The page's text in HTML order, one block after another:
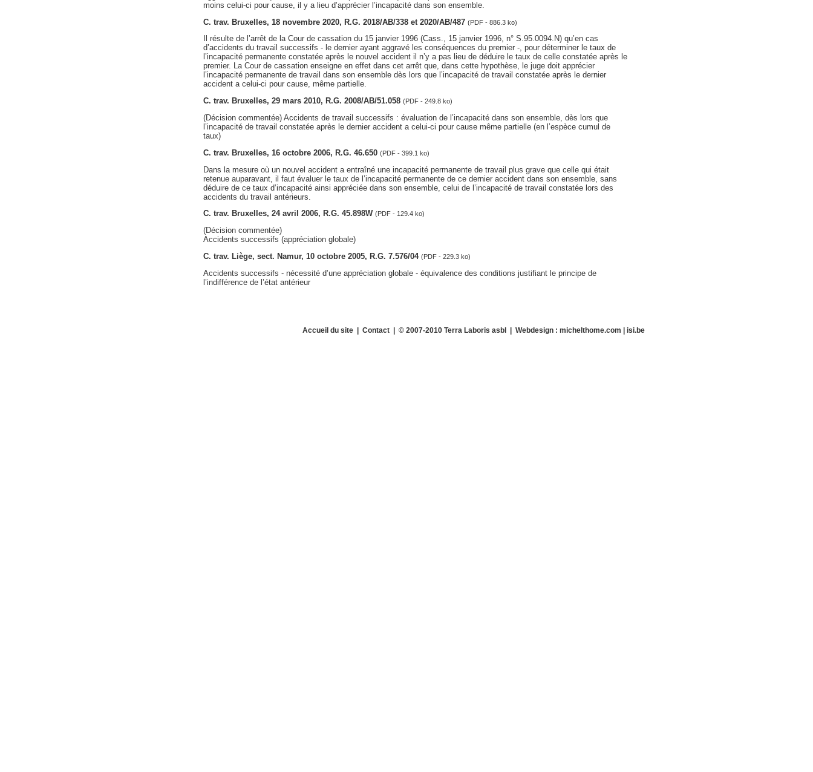
moins celui-ci pour cause, il y a lieu d’apprécier l’incapacité dans son ensemble.
C. trav. Bruxelles, 18 novembre 2020, R.G. 2018/AB/338 et 2020/AB/487 (PDF - 886.3 ko)
Il résulte de l’arrêt de la Cour de cassation du 15 janvier 1996 (Cass., 15 janvier 1996, n° S.95.0094.N) qu’en cas
d’accidents du travail successifs - le dernier ayant aggravé les conséquences du premier -, pour déterminer le taux de
l’incapacité permanente constatée après le nouvel accident il n’y a pas lieu de déduire le taux de celle constatée après le
premier. La Cour de cassation enseigne en effet dans cet arrêt que, dans cette hypothèse, le juge doit apprécier
l’incapacité permanente de travail dans son ensemble dès lors que l’incapacité de travail constatée après le dernier
accident a celui-ci pour cause, même partielle.
C. trav. Bruxelles, 29 mars 2010, R.G. 2008/AB/51.058 (PDF - 249.8 ko)
(Décision commentée) Accidents de travail successifs : évaluation de l’incapacité dans son ensemble, dès lors que
l’incapacité de travail constatée après le dernier accident a celui-ci pour cause même partielle (en l’espèce cumul de
taux)
C. trav. Bruxelles, 16 octobre 2006, R.G. 46.650 (PDF - 399.1 ko)
Dans la mesure où un nouvel accident a entraîné une incapacité permanente de travail plus grave que celle qui était
retenue auparavant, il faut évaluer le taux de l’incapacité permanente de ce dernier accident dans son ensemble, sans
déduire de ce taux d’incapacité ainsi appréciée dans son ensemble, celui de l’incapacité de travail constatée lors des
accidents du travail antérieurs.
C. trav. Bruxelles, 24 avril 2006, R.G. 45.898W (PDF - 129.4 ko)
(Décision commentée)
Accidents successifs (appréciation globale)
C. trav. Liège, sect. Namur, 10 octobre 2005, R.G. 7.576/04 (PDF - 229.3 ko)
Accidents successifs - nécessité d’une appréciation globale - équivalence des conditions justifiant le principe de
l’indifférence de l’état antérieur
Accueil du site| Contact| © 2007-2010 Terra Laboris asbl | Webdesign : michelthome.com isi.be